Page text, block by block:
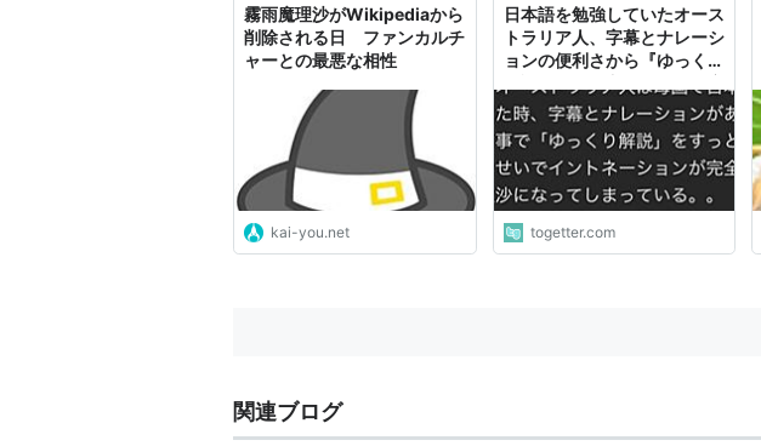
霧雨魔理沙がWikipediaから
削除される日 ファンカルチ
ャーとの最悪な相性
kai-you.net
日本語を勉強していたオース
トラリア人、字幕とナレーシ
ョンの便利さから『ゆっくり
が完全に霊夢と魔理沙になっ
てしまう
togetter.com
関連ブログ